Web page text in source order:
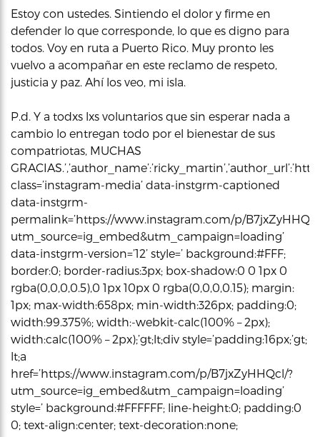
Estoy con ustedes. Sintiendo el dolor y firme en
defender lo que corresponde, lo que es digno para
todos. Voy en ruta a Puerto Rico. Muy pronto les
vuelvo a acompañar en este reclamo de respeto,
justicia y paz. Ahí los veo, mi isla.
P.d. Y a todxs lxs voluntarios que sin esperar nada a
cambio lo entregan todo por el bienestar de sus
compatriotas, MUCHAS
class=’instagram-media’ data-instgrm-captioned
data-instgrm-
permalink=’https://www.instagram.com/p/
utm_source=ig_embed&utm_campaign=loading’
data-instgrm-version=’12’ style=’ background:#FFF;
border:0; border-radius:3px; box-shadow:0 0 1px 0
rgba(0,0,0,0.5),0 1px 10px 0 rgba(0,0,0,0.15); margin:
1px; max-width:658px; min-width:326px; padding:0;
width:99.375%; width:-webkit-calc(100% – 2px);
width:calc(100% – 2px);’gt;lt;div style=’padding:16px;’gt;
lt;a
href=’https://www.instagram.com/p/B7jxZyHHQcl/?
utm_source=ig_embed&utm_campaign=loading’
style=’ background:#FFFFFF; line-height:0; padding:0
0; text-align:center; text-decoration:none;